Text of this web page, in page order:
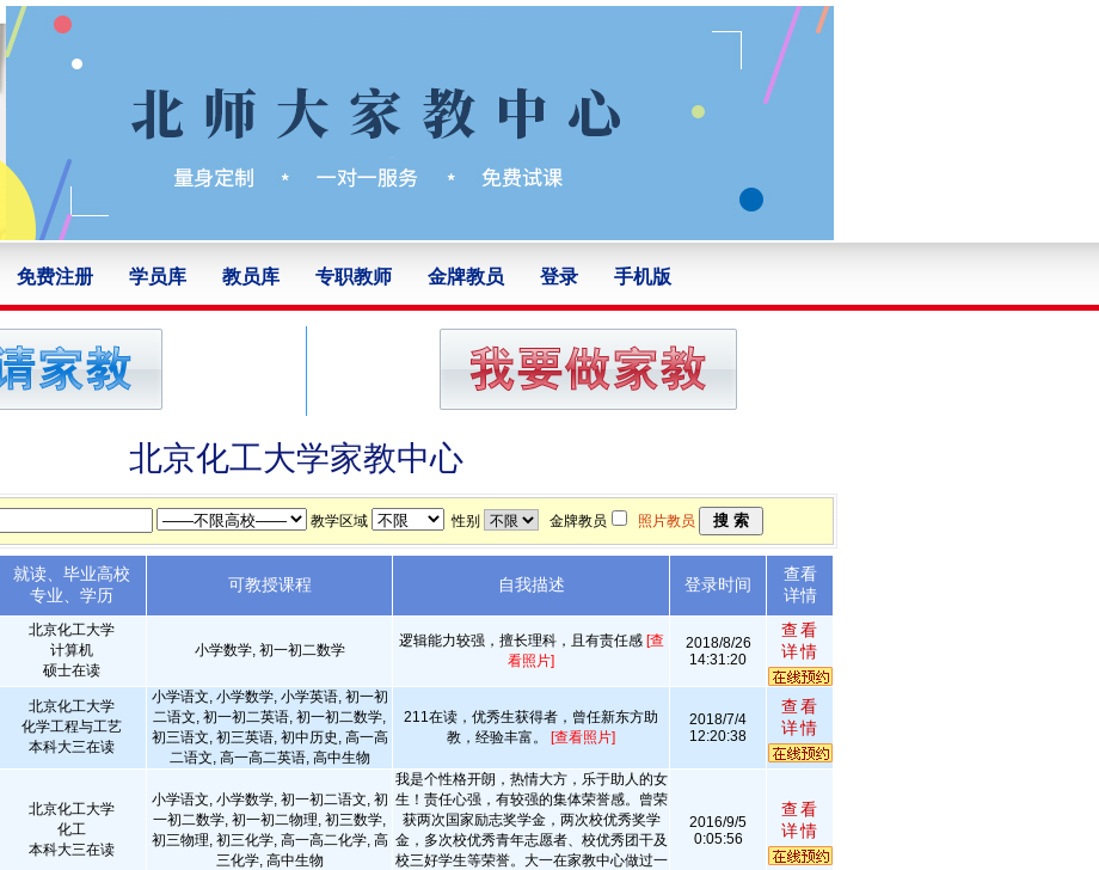
免费注册 学员库 教员库 专职教师 金牌教员 登录 手机版
北京化工大学家教中心
教学区域 性别 金牌教员 照片教员
就读、毕业高校
专业、学历
可教授课程 自我描述 登录时间
查看
详情
北京化工大学
计算机
硕士在读
小学数学, 初一初二数学
逻辑能力较强，擅长理科，且有责任感 [查
看照片]
2018/8/26
14:31:20
查看
详情
北京化工大学
化学工程与工艺
本科大三在读
小学语文, 小学数学, 小学英语, 初一初
二语文, 初一初二英语, 初一初二数学,
初三语文, 初三英语, 初中历史, 高一高
二语文, 高一高二英语, 高中生物
211在读，优秀生获得者，曾任新东方助
教，经验丰富。 [查看照片]
2018/7/4
12:20:38
查看
详情
北京化工大学
化工
本科大三在读
小学语文, 小学数学, 初一初二语文, 初
一初二数学, 初一初二物理, 初三数学,
初三物理, 初三化学, 高一高二化学, 高
三化学, 高中生物
我是个性格开朗，热情大方，乐于助人的女
生！责任心强，有较强的集体荣誉感。曾荣
获两次国家励志奖学金，两次校优秀奖学
金，多次校优秀青年志愿者、校优秀团干及
校三好学生等荣誉。大一在家教中心做过一
2016/9/5
0:05:56
查看
详情